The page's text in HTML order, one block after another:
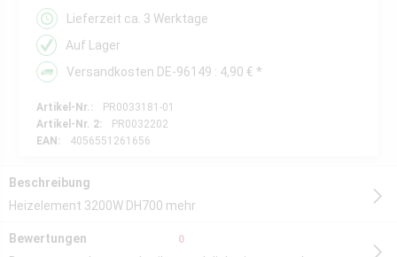
Lieferzeit ca. 3 Werktage
Auf Lager
Versandkosten DE-96149 : 4,90 € *
Artikel-Nr.:
PR0033181-01
Artikel-Nr. 2:
PR0032202
EAN:
4056551261656
Beschreibung
Heizelement 3200W DH700 mehr
Bewertungen 0